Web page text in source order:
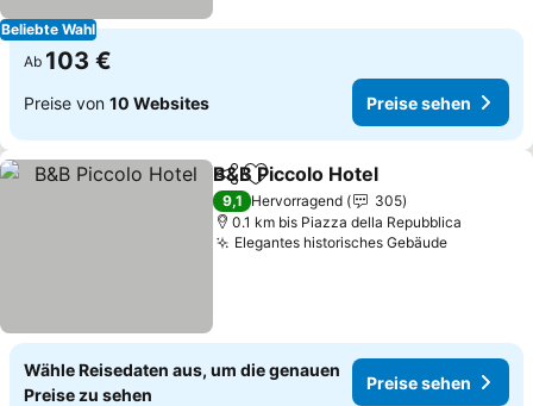
Beliebte Wahl
Ab 103 €
Preise von 10 Websites Preise sehen
TeilenZu Favoriten hinzufügen
B&B Piccolo Hotel
9,1 Hervorragend
305
0.1 km bis Piazza della Repubblica
Elegantes historisches GebäudePreise
Wähle Reisedaten aus, um die genauen
Preise zu sehen
Preise sehen